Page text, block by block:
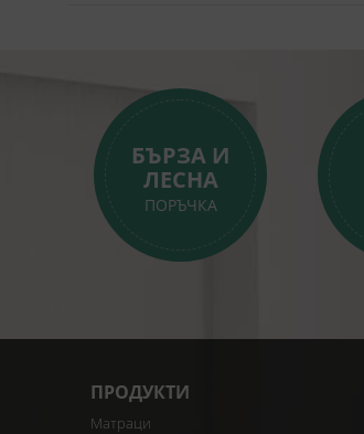
БЪРЗА И
ЛЕСНА
ПОРЪЧКА
ПРОДУКТИ
Матраци